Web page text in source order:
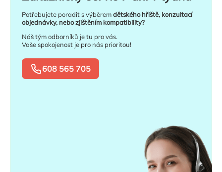
Potřebujete poradit s výběremdětského hřiště, konzultací
objednávky, nebo zjištěním kompatibility?
Náš tým odborníků je tu pro vás.
Vaše spokojenost je pro nás prioritou!
608 565 705